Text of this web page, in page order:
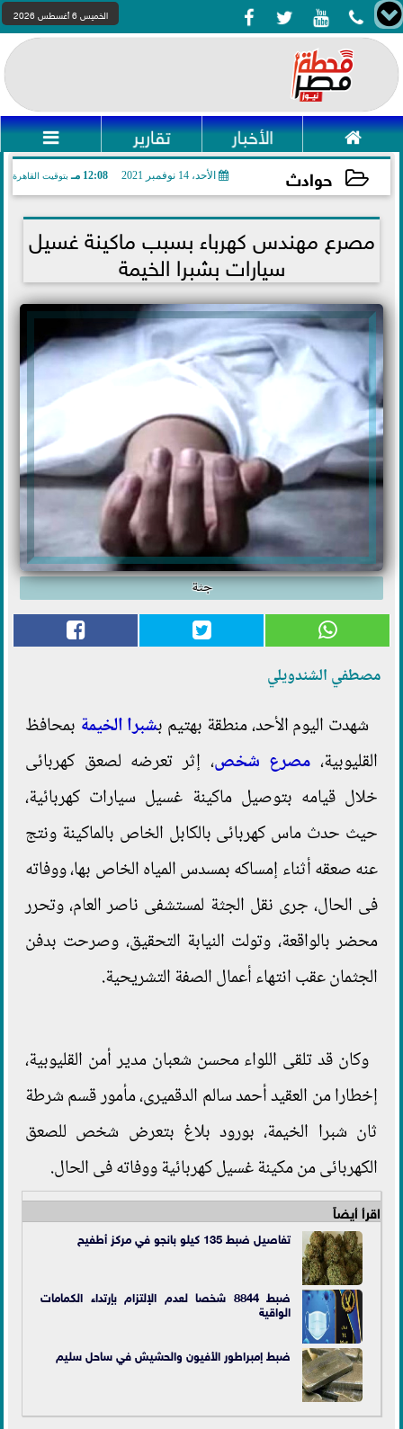
    الخميس 6 أغسطس 2026
 الأخبار تقارير 
حوادث الأحد، 14 نوفمبر 2021 12:08 مـ بتوقيت القاهرة
2021-11-14 12:08:46
مصرع مهندس كهرباء بسبب ماكينة غسيل
سيارات بشبرا الخيمة
جثة
مصطفي الشندويلي
شهدت اليوم الأحد، منطقة بهتيم بشبرا الخيمة بمحافظ
القليوبية، مصرع شخص، إثر تعرضه لصعق كهربائى
خلال قيامه بتوصيل ماكينة غسيل سيارات كهربائية،
حيث حدث ماس كهربائى بالكابل الخاص بالماكينة ونتج
عنه صعقه أثناء إمساكه بمسدس المياه الخاص بها، ووفاته
فى الحال، جرى نقل الجثة لمستشفى ناصر العام، وتحرر
محضر بالواقعة، وتولت النيابة التحقيق، وصرحت بدفن
الجثمان عقب انتهاء أعمال الصفة التشريحية.
وكان قد تلقى اللواء محسن شعبان مدير أمن القليوبية،
إخطارا من العقيد أحمد سالم الدقميرى، مأمور قسم شرطة
ثان شبرا الخيمة، بورود بلاغ بتعرض شخص للصعق
الكهربائى من مكينة غسيل كهربائية ووفاته فى الحال.
اقرأ أيضاً
تفاصيل ضبط 135 كيلو بانجو في مركز أطفيح
ضبط 8844 شخصا لعدم الإلتزام بإرتداء الكمامات
الواقية
ضبط إمبراطور الأفيون والحشيش في ساحل سليم